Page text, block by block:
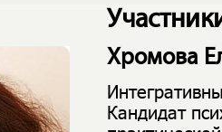
Хромова
Кандидат